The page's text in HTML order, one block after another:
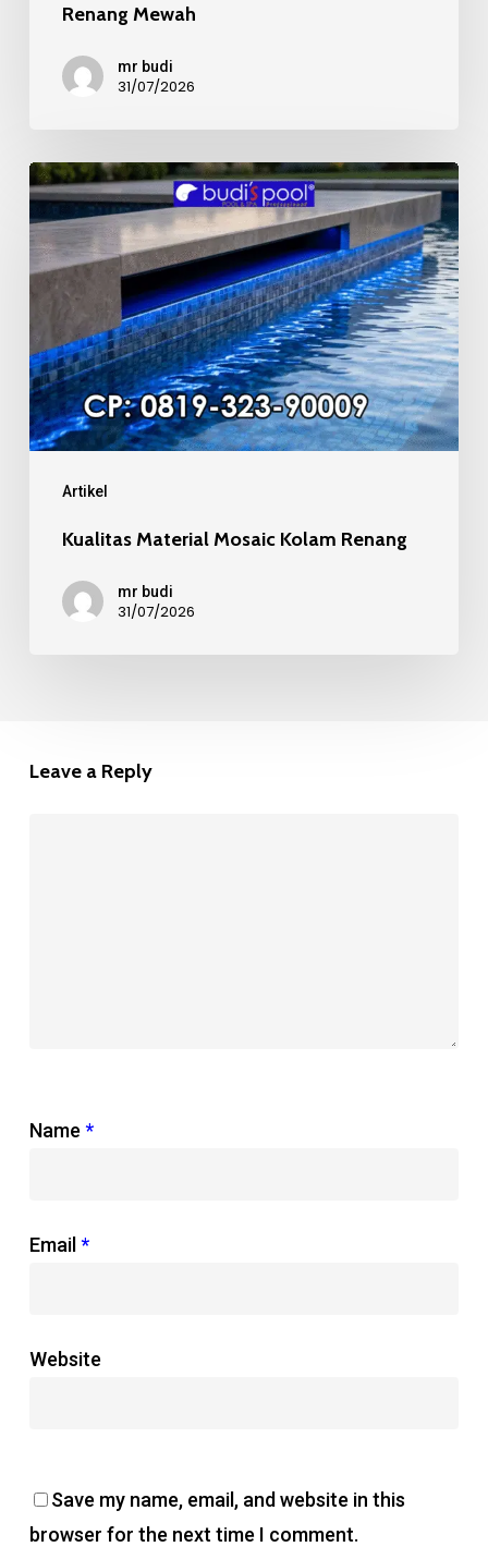
Renang Mewah
mr budi
31/07/2026
Artikel
Kualitas
Material
Mosaic
Kolam
Renang
Kualitas Material Mosaic Kolam Renang
mr budi
31/07/2026
Leave a Reply
Name *
Email*
Website
Save my name, email, and website in this
browser for the next time I comment.